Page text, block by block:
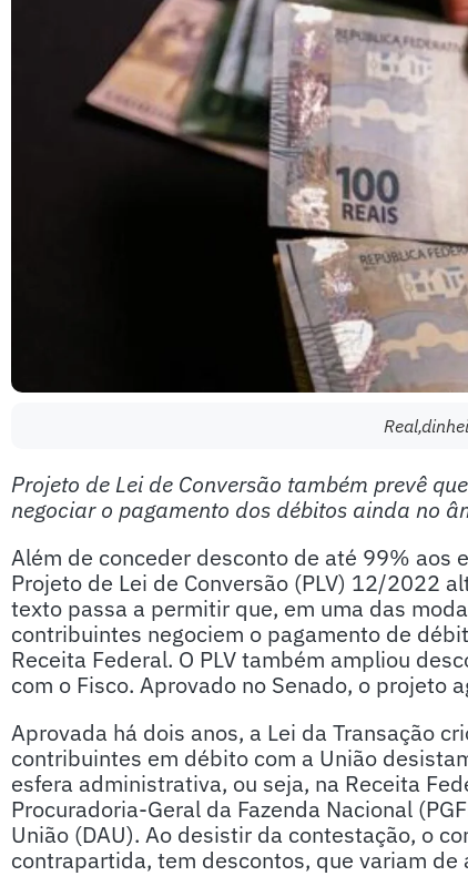
Projeto de Lei de Conversão também prevê
negociar o pagamento dos débitos ainda no
Além de conceder desconto de até 99% aos
Projeto de Lei de Conversão (PLV) 12/2022
texto passa a permitir que, em uma das
contribuintes negociem o pagamento de
Receita Federal. O PLV também ampliou
com o Fisco. Aprovado no Senado, o projeto
Aprovada há dois anos, a Lei da Transação
contribuintes em débito com a União
esfera administrativa, ou seja, na Receita
Procuradoria-Geral da Fazenda Nacional
União (DAU). Ao desistir da contestação, o
contrapartida, tem descontos, que variam